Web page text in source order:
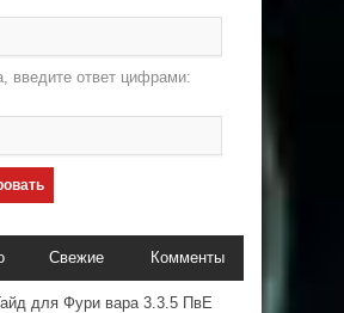
введите ответ цифрами:
Свежие Комменты
для Фури вара 3.3.5 ПвЕ